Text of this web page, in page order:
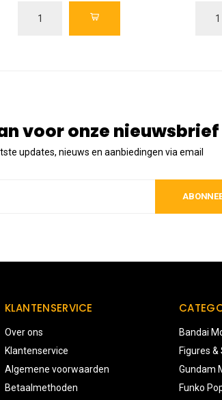
voor onze nieuwsbrief
updates, nieuws en aanbiedingen via email
KLANTENSERVICE
Over ons
Klantenservice
Algemene voorwaarden
Betaalmethoden
Bandai
Figures
Gundam
Funko